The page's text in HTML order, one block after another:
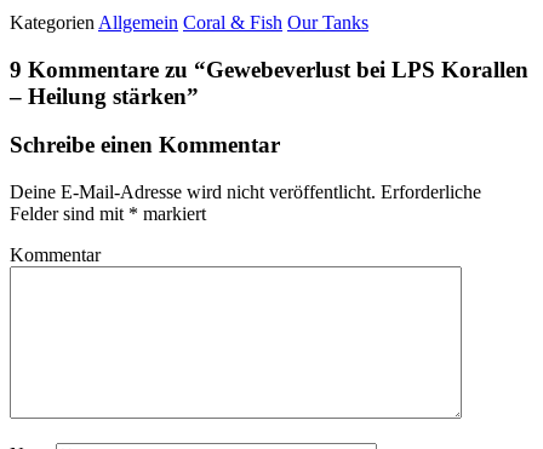
Kategorien Allgemein Coral & Fish Our Tanks
9 Kommentare zu “Gewebeverlust bei LPS Korallen
– Heilung stärken”
Schreibe einen Kommentar
Deine E-Mail-Adresse wird nicht veröffentlicht. Erforderliche
Felder sind mit * markiert
Kommentar